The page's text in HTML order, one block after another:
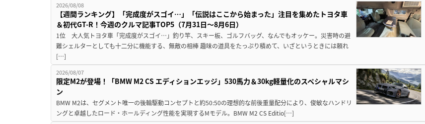
2026/08/08
【週間ランキング】「完成度がスゴイ…」「伝説はここから始まった」注目を集めたトヨタ車
＆初代GT-R！今週のクルマ記事TOP5（7月31日〜8月6日）
1位 大人気トヨタ車「完成度がスゴイ…」釣り竿、スキー板、ゴルフバッグ、なんでもオッケー。災害時の避
難シェルターとしても十二分に機能する、無敵の相棒 趣味の道具をたっぷり積めて、いざというときには頼れ
[…]
2026/08/07
限定M2が登場！「BMW M2 CS エディションエッジ」530馬力＆30kg軽量化のスペシャルマシ
ン
BMW M2は、セグメント唯一の後輪駆動コンセプトと約50:50の理想的な前後重量配分により、俊敏なハンドリ
ングと卓越したロード・ホールディング性能を実現するMモデル。BMW M2 CS Editio[…]